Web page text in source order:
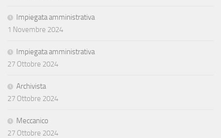
Impiegata amministrativa
1 Novembre 2024
Impiegata amministrativa
27 Ottobre 2024
Archivista
27 Ottobre 2024
Meccanico
27 Ottobre 2024